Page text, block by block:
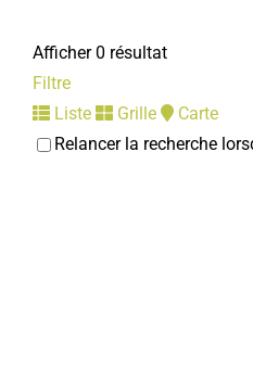
Afficher 0 résultat
Filtre
Liste
Grille
Carte
Relancer la recherche